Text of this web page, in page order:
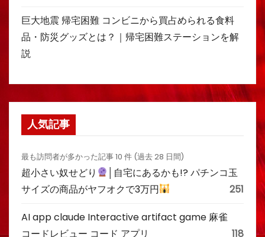
巨大地震 帰宅困難 コンビニから買占められる食料
品・防災グッズとは？｜帰宅困難ステーションを解
説
人気記事
最も訪問者が多かった記事 10 件 (過去 28 日間)
超小さい奴せどり
│自宅にあるかも!? パチンコ玉
サイズの商品がヤフオクで3万円
251
AI app claude Interactive artifact game 麻雀
コードレビュー コード アプリ
118